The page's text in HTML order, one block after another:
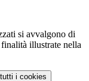
si avvalgono di
illustrate nella
i cookies